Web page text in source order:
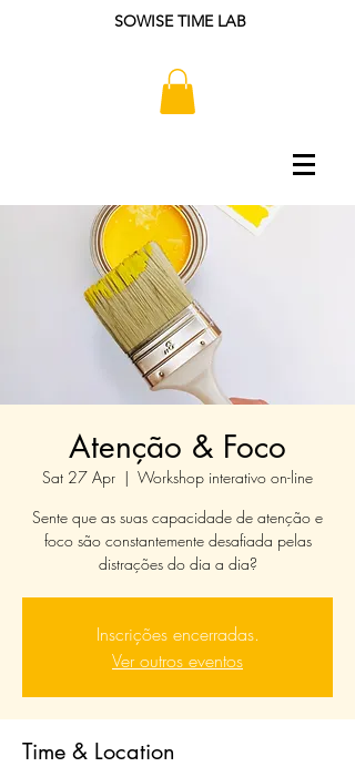
SOWISE TIME LAB
Atenção & Foco
Sat 27 Apr
  |
Workshop interativo on-line
Sente que as suas capacidade de atenção e
foco são constantemente desafiada pelas
distrações do dia a dia?
Inscrições encerradas.
Ver outros eventos
Time & Location